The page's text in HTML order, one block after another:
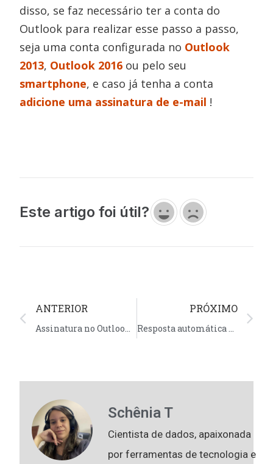
disso, se faz necessário ter a conta do
Outlook para realizar esse passo a passo,
seja uma conta configurada no Outlook
2013, Outlook 2016 ou pelo seu
smartphone, e caso já tenha a conta
adicione uma assinatura de e-mail !
Este artigo foi útil?
ANTERIOR
Assinatura no Outlook: 7 passos simples para criar a sua
PRÓXIMO
Resposta automática no Outlook
Schênia T
Cientista de dados, apaixonada
por ferramentas de tecnologia e